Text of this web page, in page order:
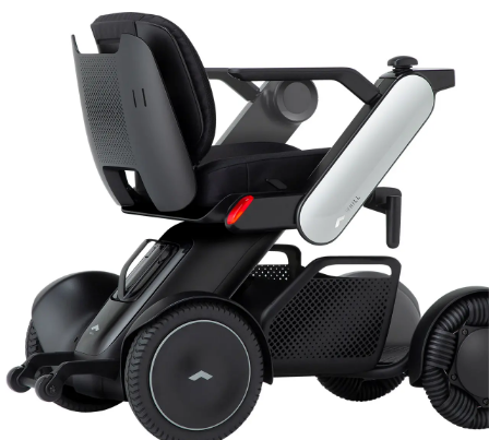
Model F
Model R
Model S
有料サービス・アクセサリー
保険・ロードサービスなど
本体保証サービス
訪問設定サービス
試乗予約フォーム
介護保険利用を検討
レンタルサービス一覧から探す
用途別に探す
介護保険制度でレンタル
日単位でレンタル
月単位でレンタル
お出かけ先でレンタル
オンラインストア
サポート
ご利用ガイド
有償サービス・オプション
最適モデル診断
WHILL ID
アフターサービス・修理
ウィル直販のサービス
よくある質問・お問い合わせ
施設導入
施設への導入を検討
サービス概要
提供プラン
導入事例
お問い合わせ（法人の方）
研究向け
研究モデルを検討
製品概要
お問い合わせ（研究機関の方）